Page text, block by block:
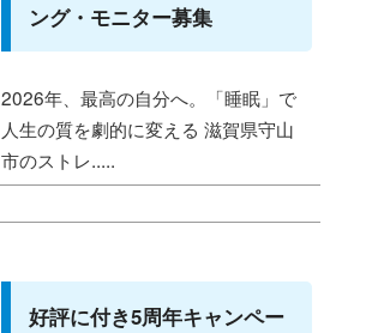
ング・モニター募集
2026年、最高の自分へ。「睡眠」で
人生の質を劇的に変える 滋賀県守山
市のストレ.....
好評に付き5周年キャンペー